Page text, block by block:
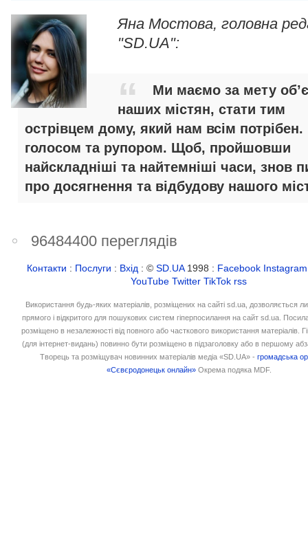
Яна Мостова, головна
"SD.UA":
Ми маємо за мету
наших містян, стати тим
острівцем дому, який нам всім потрібен.
голосом та рупором. Щоб, пройшовши
найскладніші та найтемніші часи, знов
про досягнення та відбудову нашого
96484400 переглядів
Контакти : Послуги : Вхід : ©SD.UA1998 : Facebook Instagram
YouTube Twitter TikTok rss
Використання будь-яких матеріалів, розміщених на сайті sd.ua, дозволяється
прямого і відкритого для пошукових систем гіперпосилання на сайт sd.ua.
розміщено в незалежності від повного або часткового використання матеріалів.
(для інтернет-видань) повинно бути розміщено в підзаголовку або в першому
Творець та розміщувач новинних матеріалів медіа «SD.UA» -громадська
«Сєвєродонецьк онлайн» Окрема подяка MDF.